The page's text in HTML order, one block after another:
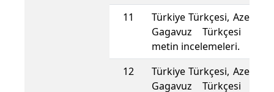
11
Türkiye Türkçesi, Azeri,
Gagavuz Türkçesi
metin incelemeleri.
12
Türkiye Türkçesi, Azeri,
Gagavuz Türkçesi